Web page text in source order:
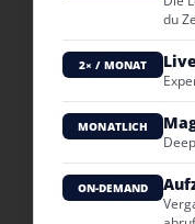
du
2× / MONAT
MONATLICH
ON-DEMAND